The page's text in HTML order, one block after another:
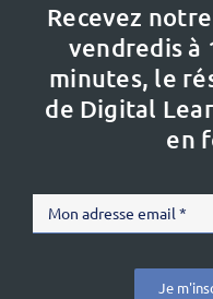
Recevez
vendredis à
minutes, le
de Digital
en
Je